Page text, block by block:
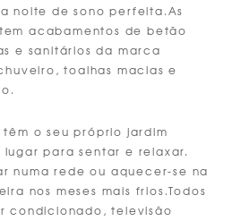
noite de sono perfeita.As
acabamentos de betão
e sanitários da marca
toalhas macias e
têm o seu próprio jardim
para sentar e relaxar.
numa rede ou aquecer-se na
nos meses mais frios.Todos
condicionado, televisão